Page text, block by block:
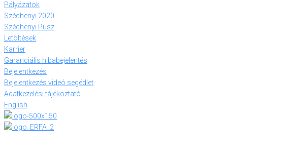
Pályázatok
Széchenyi 2020
Széchenyi Pusz
Letöltések
Karrier
Garanciális hibabejelentés
Bejelentkezés
Bejelentkezés videó segédlet
Adatkezelési tájékoztató
English